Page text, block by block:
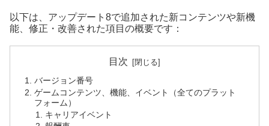
以下は、アップデート8で追加された新コンテンツや新機
能、修正・改善された項目の概要です：
目次
バージョン番号
ゲームコンテンツ、機能、イベント（全てのプラット
フォーム）
キャリアイベント